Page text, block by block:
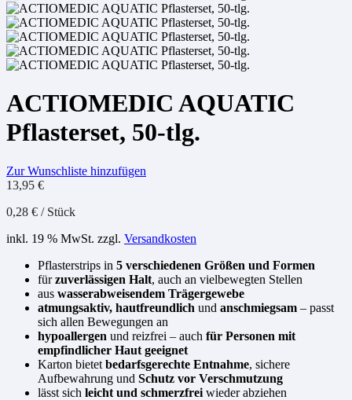
ACTIOMEDIC AQUATIC
Pflasterset, 50-tlg.
Zur Wunschliste hinzufügen
13,95 €
0,28 € / Stück
inkl. 19 % MwSt. zzgl. Versandkosten
Pflasterstrips in 5 verschiedenen Größen und Formen
fürzuverlässigen Halt, auch an vielbewegten Stellen
aus wasserabweisendem Trägergewebe
atmungsaktiv, hautfreundlich und anschmiegsam – passt
sich allen Bewegungen an
hypoallergen und reizfrei – auch für Personen mit
empfindlicher Haut geeignet
Karton bietet bedarfsgerechte Entnahme, sichere
Aufbewahrung und Schutz vor Verschmutzung
lässt sich leicht und schmerzfrei wieder abziehen